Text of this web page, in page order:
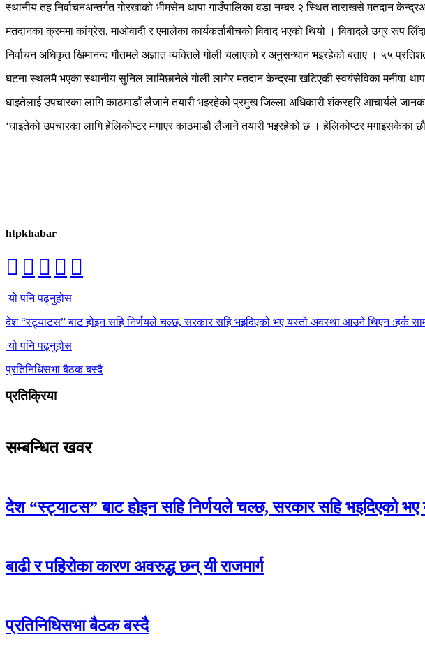
स्थानीय तह निर्वाचनअन्तर्गत गोरखाको भीमसेन थापा गाउँपालिका वडा नम्बर २ स्थित ताराखसे मतदान
मतदानका क्रममा कांग्रेस, माओवादी र एमालेका कार्यकर्ताबीचको विवाद भएको थियो । विवादले उग्र रूप
निर्वाचन अधिकृत खिमानन्द गौतमले अज्ञात व्यक्तिले गोली चलाएको र अनुसन्धान भइरहेको बताए । ५५
घटना स्थलमै भएका स्थानीय सुनिल लामिछानेले गोली लागेर मतदान केन्द्रमा खटिएकी स्वयंसेविका मनीषा
घाइतेलाई उपचारका लागि काठमाडौं लैजाने तयारी भइरहेको प्रमुख जिल्ला अधिकारी शंकरहरि आचार्यले
‘घाइतेको उपचारका लागि हेलिकोप्टर मगाएर काठमाडौं लैजाने तयारी भइरहेको छ । हेलिकोप्टर मगाइसकेका
htpkhabar
यो पनि पढ्नुहोस
देश “स्ट्याटस” बाट होइन सहि निर्णयले चल्छ, सरकार सहि भइदिएको भए यस्तो अवस्था आउने थिएन :हर्क
यो पनि पढ्नुहोस
प्रतिनिधिसभा बैठक बस्दै
प्रतिक्रिया
सम्बन्धित खवर
देश “स्ट्याटस” बाट होइन सहि निर्णयले चल्छ, सरकार सहि भइदिएको
बाढी र पहिरोका कारण अवरुद्ध छन् यी राजमार्ग
प्रतिनिधिसभा बैठक बस्दै